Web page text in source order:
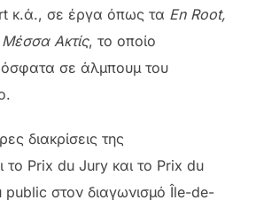
κ.ά., σε έργα όπως τα En Root,
Μέσσα Ακτίς, το οποίο
σε άλμπουμ του
διακρίσεις της
το Prix du Jury και το Prix du
στον διαγωνισμό Île-de-